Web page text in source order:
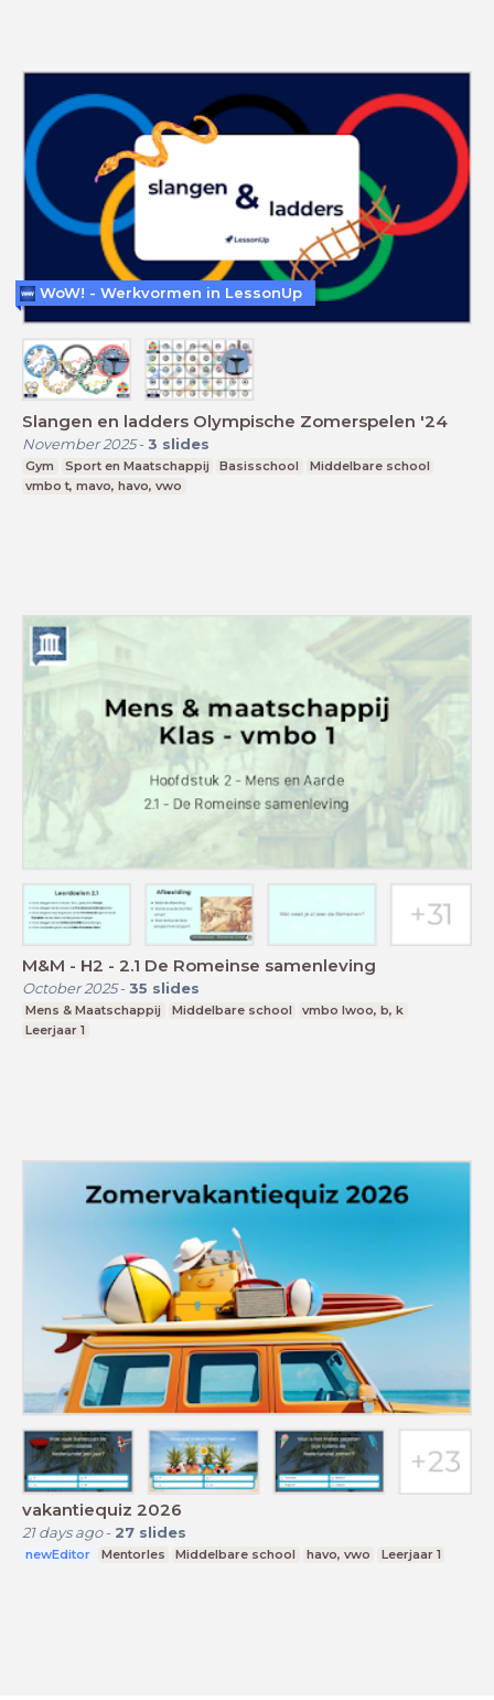
Slangen en ladders Olympische Zomerspelen '24
November 2025- 3 slides
Gym Sport en Maatschappij Basisschool
Middelbare school
vmbo t, mavo, havo, vwo
WoW! - Werkvormen in LessonUp
M&M - H2 - 2.1 De Romeinse samenleving
October 2025- 35 slides
Mens & Maatschappij Middelbare school
vmbo lwoo, b, k
Leerjaar 1
vakantiequiz 2026
21 days ago- 27 slides
newEditor Mentorles Middelbare school havo, vwo Leerjaar 1